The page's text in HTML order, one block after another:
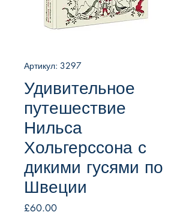
Артикул: 3297
Удивительное
путешествие
Нильса
Хольгерссона с
дикими гусями по
Швеции
£60.00Цена